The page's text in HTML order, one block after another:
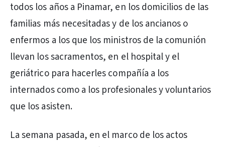
todos los años a Pinamar, en los domicilios de las
familias más necesitadas y de los ancianos o
enfermos a los que los ministros de la comunión
llevan los sacramentos, en el hospital y el
geriátrico para hacerles compañía a los
internados como a los profesionales y voluntarios
que los asisten.
La semana pasada, en el marco de los actos